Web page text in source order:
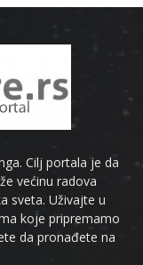
Cilj portala je da
većinu radova
sveta. Uživajte u
koje pripremamo
da pronađete na